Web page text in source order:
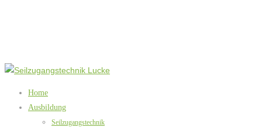
Home
Ausbildung
Seilzugangstechnik